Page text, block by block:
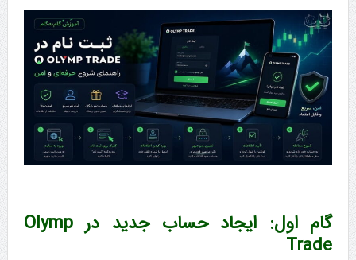
گام اول: ایجاد حساب جدید در Olymp
Trade